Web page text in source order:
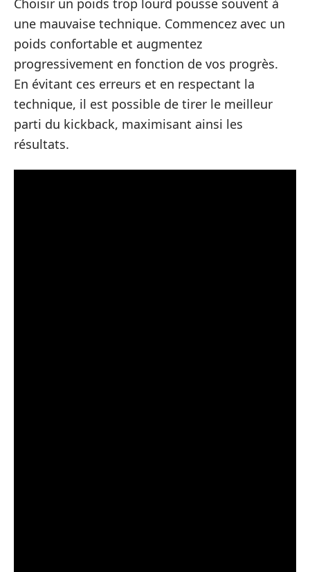
une mauvaise technique. Commencez avec un
poids confortable et augmentez
progressivement en fonction de vos progrès.
En évitant ces erreurs et en respectant la
technique, il est possible de tirer le meilleur
parti du kickback, maximisant ainsi les
résultats.